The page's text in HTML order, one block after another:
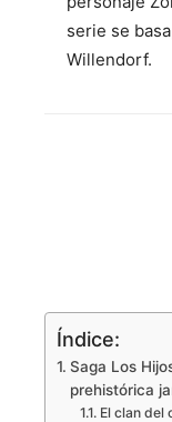
serie se
Willendorf.
Índice:
Saga Los
prehistórica
El clan del